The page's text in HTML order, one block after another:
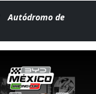
Autódromo de